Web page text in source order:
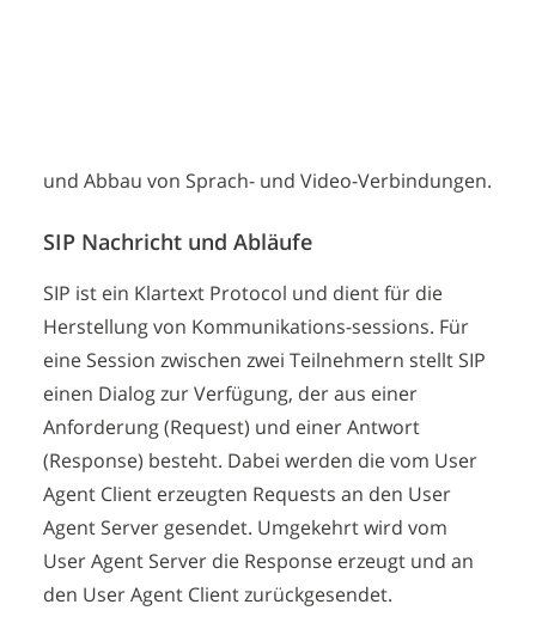
und Abbau von Sprach- und Video-Verbindungen.
SIP Nachricht und Abläufe
SIP ist ein Klartext Protocol und dient für die
Herstellung von Kommunikations-sessions. Für
eine Session zwischen zwei Teilnehmern stellt SIP
einen Dialog zur Verfügung, der aus einer
Anforderung (Request) und einer Antwort
(Response) besteht. Dabei werden die vom User
Agent Client erzeugten Requests an den User
Agent Server gesendet. Umgekehrt wird vom
User Agent Server die Response erzeugt und an
den User Agent Client zurückgesendet.